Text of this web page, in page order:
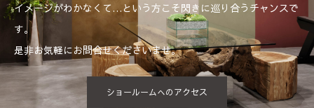
イメージがわかなくて…という方こそ閃きに巡り合うチャンスで
す。
是非お気軽にお問合せくださいませ。
ショールームへのアクセス